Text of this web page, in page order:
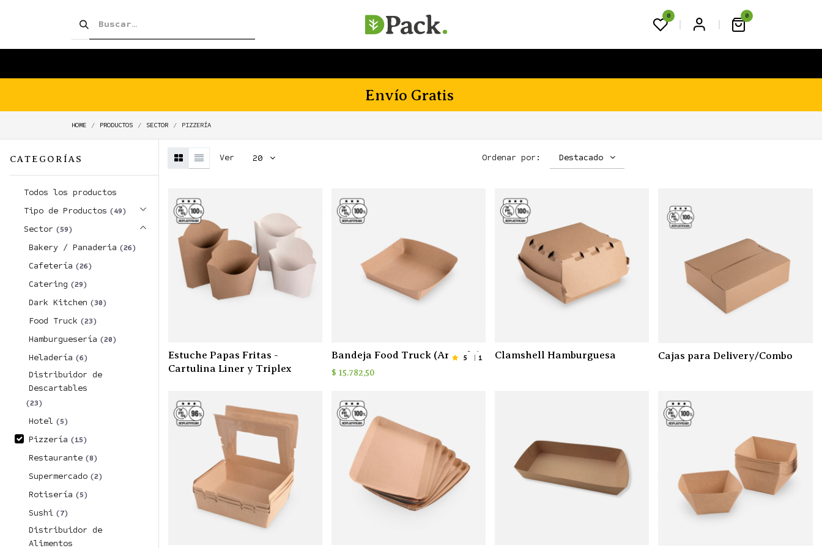
0 0
SHOP!
Envío Gratis
HOME PRODUCTOS SECTOR PIZZERÍA
CATEGORÍAS
Todos los productos
Tipo de Productos (49)
Sector (59)
Bakery / Panaderia (26)
Cafetería (26)
Catering (29)
Dark Kitchen (30)
Food Truck (23)
Hamburguesería (20)
Heladería (6)
Distribuidor de
Descartables
(23)
Hotel (5)
Pizzería (15)
Restaurante (8)
Supermercado (2)
Rotisería (5)
Sushi (7)
Distribuidor de
Alimentos
Ordenar por: Destacado
Ver 20
Estuche Papas Fritas -
Cartulina Liner y Triplex
5 1
Bandeja Food Truck (Armada)
$ 15.782,50
Clamshell Hamburguesa Cajas para Delivery/Combo